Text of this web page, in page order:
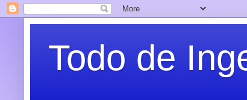
Todo de